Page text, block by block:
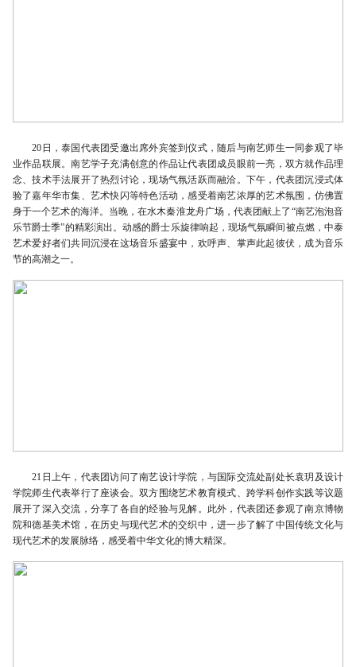
20日，泰国代表团受邀出席外宾签到仪式，随后与南艺师生一同参观了毕
业作品联展。南艺学子充满创意的作品让代表团成员眼前一亮，双方就作品理
念、技术手法展开了热烈讨论，现场气氛活跃而融洽。下午，代表团沉浸式体
验了嘉年华市集、艺术快闪等特色活动，感受着南艺浓厚的艺术氛围，仿佛置
身于一个艺术的海洋。当晚，在水木秦淮龙舟广场，代表团献上了“南艺泡泡音
乐节爵士季”的精彩演出。动感的爵士乐旋律响起，现场气氛瞬间被点燃，中泰
艺术爱好者们共同沉浸在这场音乐盛宴中，欢呼声、掌声此起彼伏，成为音乐
节的高潮之一。
21日上午，代表团访问了南艺设计学院，与国际交流处副处长袁玥及设计
学院师生代表举行了座谈会。双方围绕艺术教育模式、跨学科创作实践等议题
展开了深入交流，分享了各自的经验与见解。此外，代表团还参观了南京博物
院和德基美术馆，在历史与现代艺术的交织中，进一步了解了中国传统文化与
现代艺术的发展脉络，感受着中华文化的博大精深。